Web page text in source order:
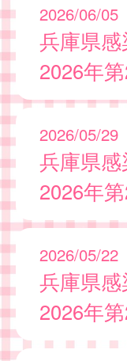
2026/06/05
兵庫県
2026年
2026/05/29
兵庫県
2026年
2026/05/22
兵庫県
2026年